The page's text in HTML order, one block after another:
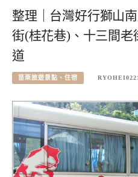
整理｜台灣好行獅山
街(桂花巷)、十三間老
道
苗栗旅遊景點、住宿